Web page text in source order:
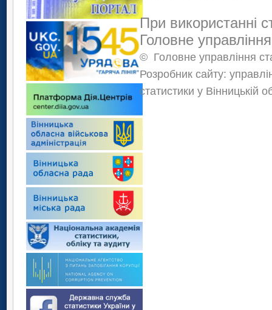
При використанні
Головне
© Головне управління
Розробник сайту:
статистики у Вінницькій